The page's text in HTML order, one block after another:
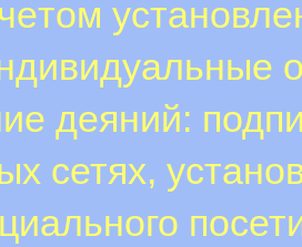
деяний:
сетях,